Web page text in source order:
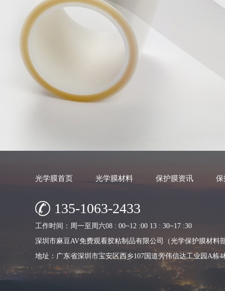
光学膜首页 光学膜材料 保护膜资讯 保
135-1063-2433
工作时间：周一至周六08 : 00~12 :00 13 : 30~17 :30
深圳市麻豆AV免费观看胶粘制品有限公司（光学保护膜材料
地址：广东省深圳市宝安区西乡107国道旁伟信达工业园A栋4